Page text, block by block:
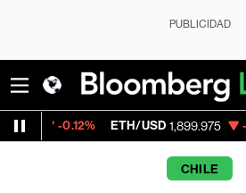
PUBLICIDAD
ETH/USD 1,899.975 -0.31% Visa
CHILE